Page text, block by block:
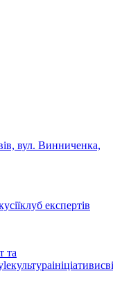
вул. Винниченка,
клуб експертів
та
культураініціативи